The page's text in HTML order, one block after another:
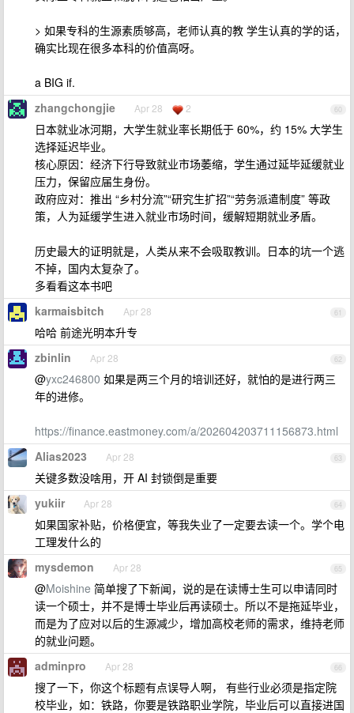
> 如果专科的生源素质够高，老师认真的教 学生认真的学的话，
确实比现在很多本科的价值高呀。
a BIG if.
60
zhangchongjie Apr 28 2
日本就业冰河期，大学生就业率长期低于 60%，约 15% 大学生
选择延迟毕业。
核心原因：经济下行导致就业市场萎缩，学生通过延毕延缓就业
压力，保留应届生身份。
政府应对：推出 “乡村分流”“研究生扩招”“劳务派遣制度” 等政
策，人为延缓学生进入就业市场时间，缓解短期就业矛盾。
历史最大的证明就是，人类从来不会吸取教训。日本的坑一个逃
不掉，国内太复杂了。
多看看这本书吧
61
karmaisbitch Apr 28
哈哈 前途光明本升专
62
zbinlin Apr 28
@yxc246800 如果是两三个月的培训还好，就怕的是进行两三
年的进修。
https://finance.eastmoney.com/a/202604203711156873.html
63
Alias2023 Apr 28
关键多数没啥用，开 AI 封锁倒是重要
64
yukiir Apr 28
如果国家补贴，价格便宜，等我失业了一定要去读一个。学个电
工理发什么的
65
mysdemon Apr 28
@Moishine 简单搜了下新闻，说的是在读博士生可以申请同时
读一个硕士，并不是博士毕业后再读硕士。所以不是拖延毕业，
而是为了应对以后的生源减少，增加高校老师的需求，维持老师
的就业问题。
66
adminpro Apr 28
搜了一下，你这个标题有点误导人啊， 有些行业必须是指定院
校毕业，如：铁路，你要是铁路职业学院，毕业后可以直接进国